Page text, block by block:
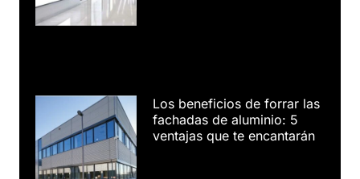
Los beneficios de forrar las
fachadas de aluminio: 5
ventajas que te encantarán